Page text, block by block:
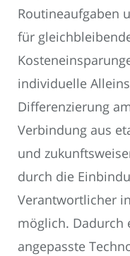
Routineaufgaben
für
individuelle
Differenzierung
Verbindung aus
und
durch die
Verantwortlicher
möglich. Dadurch
angepasste